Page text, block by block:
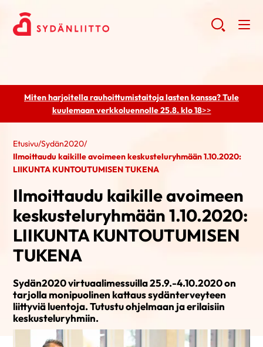
Miten harjoitella rauhoittumistaitoja lasten kanssa? Tule
kuulemaanverkkoluennolle 25.8. klo 18>>
Etusivu/Sydän2020/
Ilmoittaudu kaikille avoimeen keskusteluryhmään 1.10.2020:
LIIKUNTA KUNTOUTUMISEN TUKENA
Ilmoittaudu kaikille avoimeen
keskusteluryhmään 1.10.2020:
LIIKUNTA KUNTOUTUMISEN
TUKENA
Sydän2020 virtuaalimessuilla 25.9.-4.10.2020 on
tarjolla monipuolinen kattaus sydänterveyteen
liittyviä luentoja. Tutustu ohjelmaan ja erilaisiin
keskusteluryhmiin.